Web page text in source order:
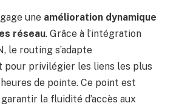
une amélioration dynamique
réseau. Grâce à l’intégration
le routing s’adapte
pour privilégier les liens les plus
de pointe. Ce point est
la fluidité d’accès aux